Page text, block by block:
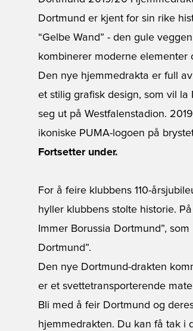
Dortmund er kjent for sin rike
“Gelbe Wand” - den gule
kombinerer moderne elementer
Den nye hjemmedrakta er full
et stilig grafisk design, som vil
seg ut på Westfalenstadion.
ikoniske PUMA-logoen på
Fortsetter under.
For å feire klubbens 110-
hyller klubbens stolte historie.
Immer Borussia Dortmund”,
Dortmund”.
Den nye Dortmund-drakten
er et svettetransporterende
Bli med å feir Dortmund og
hjemmedrakten. Du kan få tak i